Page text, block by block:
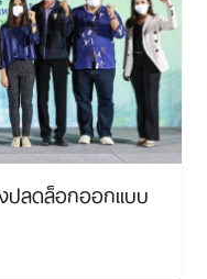
ปลดล็อกออกแบบ